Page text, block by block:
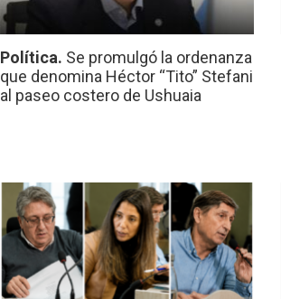
Política. Se promulgó la ordenanza
que denomina Héctor “Tito” Stefani
al paseo costero de Ushuaia